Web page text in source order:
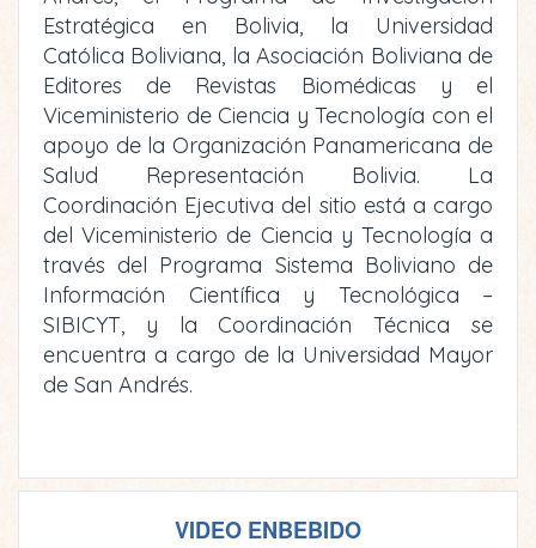
Estratégica en Bolivia, la Universidad
Católica Boliviana, la Asociación Boliviana de
Editores de Revistas Biomédicas y el
Viceministerio de Ciencia y Tecnología con el
apoyo de la Organización Panamericana de
Salud Representación Bolivia. La
Coordinación Ejecutiva del sitio está a cargo
del Viceministerio de Ciencia y Tecnología a
través del Programa Sistema Boliviano de
Información Científica y Tecnológica –
SIBICYT, y la Coordinación Técnica se
encuentra a cargo de la Universidad Mayor
de San Andrés.
VIDEO ENBEBIDO